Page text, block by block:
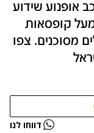
אופנוע שידוע
מעל קופסאות
מסוכנים. צפו
דווחו לנו